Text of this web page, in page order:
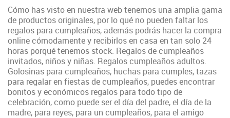
Cómo has visto en nuestra web tenemos una amplia gama
de productos originales, por lo qué no pueden faltar los
regalos para cumpleaños, además podrás hacer la compra
online cómodamente y recibirlos en casa en tan solo 24
horas porqué tenemos stock. Regalos de cumpleaños
invitados, niños y niñas. Regalos cumpleaños adultos.
Golosinas para cumpleaños, huchas para cumples, tazas
para regalar en fiestas de cumpleaños, puedesencontrar
bonitos y económicos regalos para todo tipo de
celebración, como puede ser el día del padre, el día de la
madre, para reyes, para un cumpleaños, para el amigo